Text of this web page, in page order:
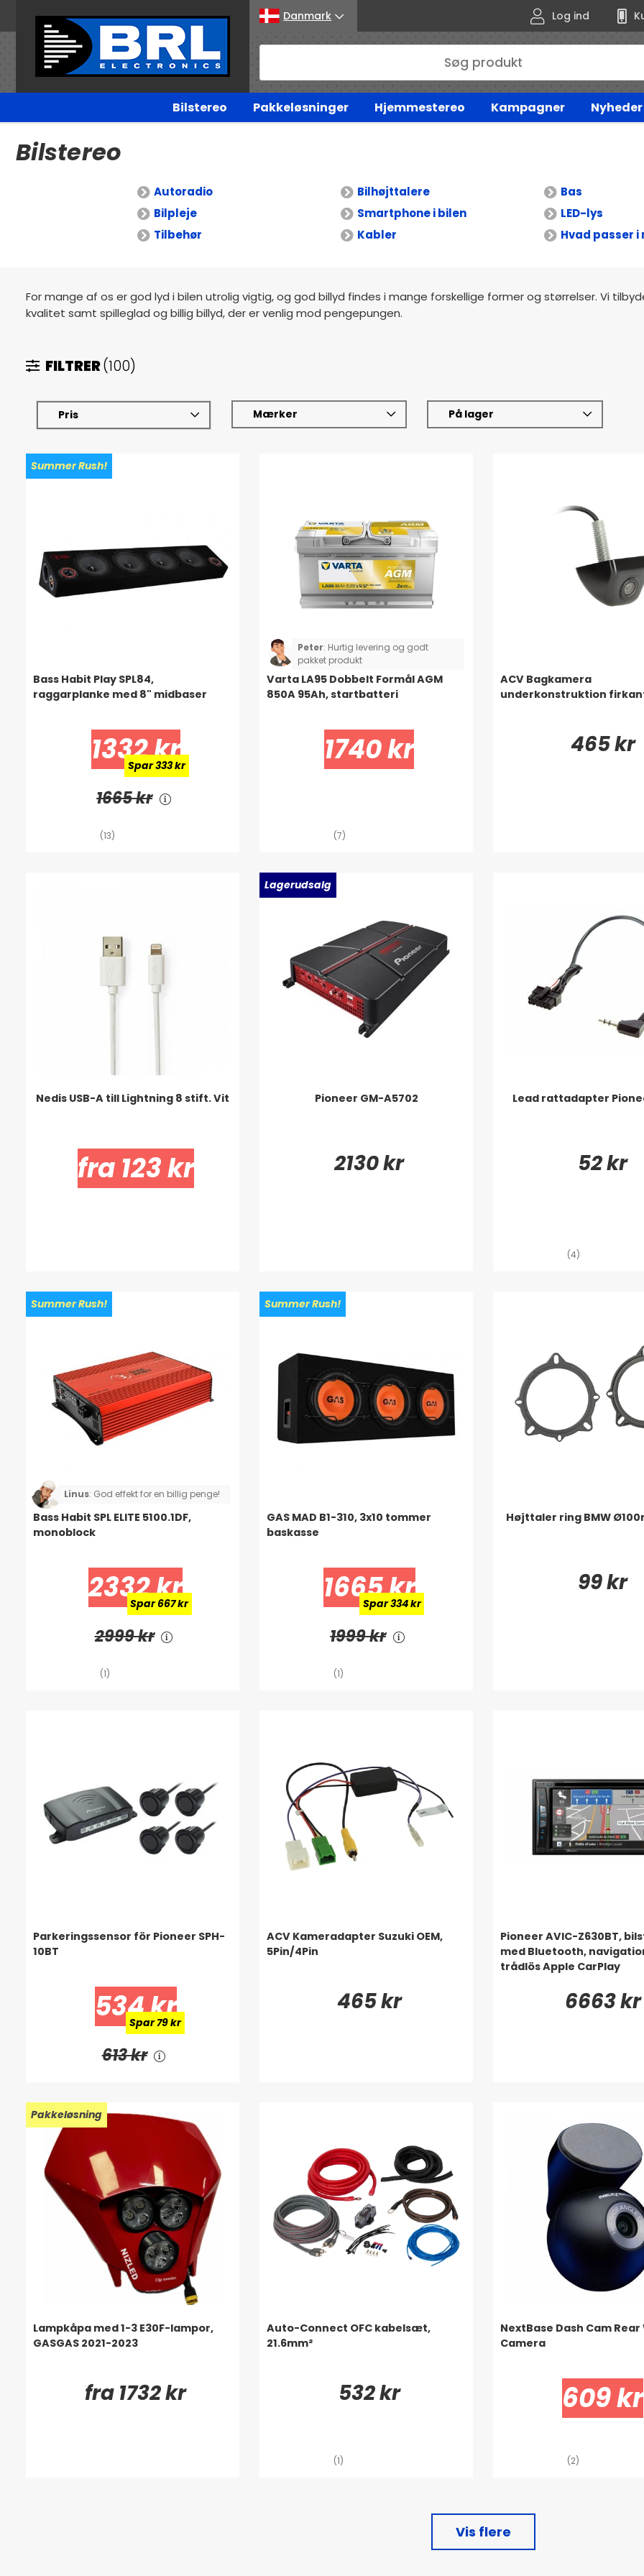
Danmark Log ind
Bilstereo Pakkeløsninger Hjemmestereo Kampagner Nyheder
Bilstereo
Autoradio Bilhøjttalere
Bas
Bilpleje
Smartphone i bilen
LED-lys
Tilbehør
Kabler Hvad passer i
For mange af os er god lyd i bilen utrolig vigtig, og god billyd findes i mange forskellige former og størrelser. Vi
kvalitet samt spilleglad og billig billyd, der er venlig mod pengepungen.
FILTRER(100)
Pris Mærker På lager
Summer Rush!
Bass Habit Play SPL84,
raggarplanke med 8" midbaser
1332 kr
Spar 333 kr
1665 kr
(13)
Peter: Hurtig levering og godt
pakket produkt
Varta LA95 Dobbelt Formål AGM
850A 95Ah, startbatteri
1740 kr
(7)
ACV Bagkamera
underkonstruktion
465 kr
Nedis USB-A till Lightning 8 stift. Vit
fra 123 kr
Lagerudsalg
Pioneer GM-A5702
2130 kr
Lead rattadapter
52 kr
(4)
Summer Rush!
Linus: God effekt for en billig penge!
Bass Habit SPL ELITE 5100.1DF,
monoblock
2332 kr
Spar 667 kr
2999 kr
(1)
Summer Rush!
GAS MAD B1-310, 3x10 tommer
baskasse
1665 kr
Spar 334 kr
1999 kr
(1)
Højttaler ring BMW
99 kr
Parkeringssensor för Pioneer SPH-
10BT
534 kr
Spar 79 kr
613 kr
ACV Kameradapter Suzuki OEM,
5Pin/4Pin
465 kr
Pioneer AVIC-Z630BT,
med Bluetooth,
trådlös Apple CarPlay
6663 kr
Pakkeløsning
Lampkåpa med 1-3 E30F-lampor,
GASGAS 2021-2023
fra 1732 kr
Auto-Connect OFC kabelsæt,
21.6mm²
532 kr
(1)
NextBase Dash Cam
Camera
609 kr
(2)
Vis flere